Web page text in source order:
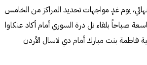
يوم غدٍ مواجهات تحديد المراكز من الخامس
صباحاً بلقاء تل درة السوري أمام أكاد عنكاوا
فاطمة بنت مبارك أمام دي لاسال الأردن